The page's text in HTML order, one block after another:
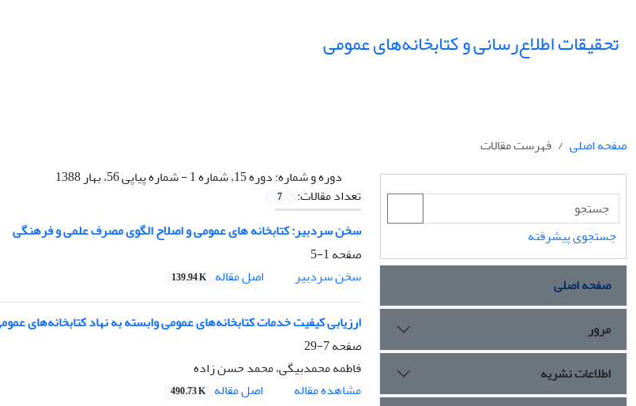
تحقیقات اطلاع‌رسانی و کتابخانه‌های عمومی
صفحه اصلی
فهرست مقالات
دوره و شماره:دوره 15، شماره 1 - شماره پیاپی 56، بهار 1388
تعداد مقالات:
7
سخن سردبیر: کتابخانه های عمومی و اصلاح الگوی مصرف علمی و فرهنگی
صفحه1-5
سخن سردبیر
اصل مقاله 139.94 K
ارزیابی کیفیت خدمات کتابخانه‌های عمومی وابسته به نهاد کتابخانه‌های
صفحه7-29
فاطمه محمدبیگی، محمد حسن زاده
مشاهده مقاله
اصل مقاله 490.73 K
جستجوی پیشرفته
صفحه اصلی
مرور
اطلاعات نشریه